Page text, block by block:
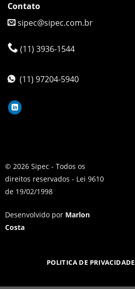
Contato
sipec@sipec.com.br
(11) 3936-1544
(11) 97204-5940
© 2026 Sipec - Todos os
direitos reservados - Lei 9610
de 19/02/1998
Desenvolvido por Marlon
Costa
POLITICA DE PRIVACIDADE